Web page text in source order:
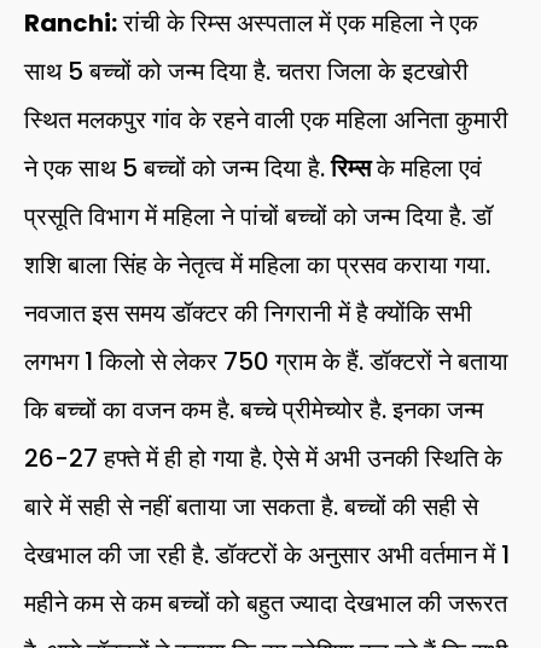
Ranchi:रांची के रिम्स अस्पताल में एक महिला ने एक
साथ 5 बच्चों को जन्म दिया है. चतरा जिला के इटखोरी
स्थित मलकपुर गांव के रहने वाली एक महिला अनिता कुमारी
ने एक साथ 5 बच्चों को जन्म दिया है.रिम्सके महिला एवं
प्रसूति विभाग में महिला ने पांचों बच्चों को जन्म दिया है. डॉ
शशि बाला सिंह के नेतृत्व में महिला का प्रसव कराया गया.
नवजात इस समय डॉक्टर की निगरानी में है क्योंकि सभी
लगभग 1 किलो से लेकर 750 ग्राम के हैं. डॉक्टरों ने बताया
कि बच्चों का वजन कम है. बच्चे प्रीमेच्योर है. इनका जन्म
26-27 हफ्ते में ही हो गया है. ऐसे में अभी उनकी स्थिति के
बारे में सही से नहीं बताया जा सकता है. बच्चों की सही से
देखभाल की जा रही है. डॉक्टरों के अनुसार अभी वर्तमान में 1
महीने कम से कम बच्चों को बहुत ज्यादा देखभाल की जरूरत